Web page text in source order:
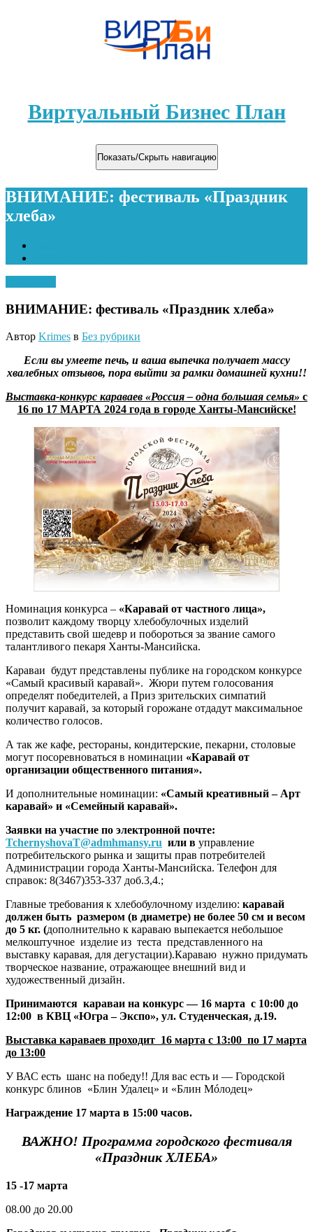
Виртуальный Бизнес План
Показать/Скрыть навигацию
ВНИМАНИЕ: фестиваль «Праздник
хлеба»
ВНИМАНИЕ: фестиваль «Праздник хлеба»
Автор Krimes в Без рубрики
Если вы умеете печь, и ваша выпечка получает массу
хвалебных отзывов, пора выйти за рамки домашней кухни!!
Выставка-конкурс караваев «Россия – одна большая семья» с
16 по 17 МАРТА 2024 года в городе Ханты-Мансийске!
Номинация конкурса – «Каравай от частного лица»,
позволит каждому творцу хлебобулочных изделий
представить свой шедевр и побороться за звание самого
талантливого пекаря Ханты-Мансийска.
Караваи будут представлены публике на городском конкурсе
«Самый красивый каравай». Жюри путем голосования
определят победителей, а Приз зрительских симпатий
получит каравай, за который горожане отдадут максимальное
количество голосов.
А так же кафе, рестораны, кондитерские, пекарни, столовые
могут посоревноваться в номинации «Каравай от
организации общественного питания».
И дополнительные номинации: «Самый креативный – Арт
каравай» и «Семейный каравай».
Заявки на участие по электронной почте:
TchernyshovaT@admhmansy.ru или в управление
потребительского рынка и защиты прав потребителей
Администрации города Ханты-Мансийска. Телефон для
справок: 8(3467)353-337 доб.3,4.;
Главные требования к хлебобулочному изделию: каравай
должен быть размером (в диаметре) не более 50 см и весом
до 5 кг. (дополнительно к караваю выпекается небольшое
мелкоштучное изделие из теста представленного на
выставку каравая, для дегустации).Караваю нужно придумать
творческое название, отражающее внешний вид и
художественный дизайн.
Принимаются караваи на конкурс — 16 марта с 10:00 до
12:00 в КВЦ «Югра – Экспо», ул. Студенческая, д.19.
Выставка караваев проходит 16 марта с 13:00 по 17 марта
до 13:00
У ВАС есть шанс на победу!! Для вас есть и — Городской
конкурс блинов «Блин Удалец» и «Блин Мóлодец»
Награждение 17 марта в 15:00 часов.
ВАЖНО! Программа городского фестиваля
«Праздник ХЛЕБА»
15 -17 марта
08.00 до 20.00